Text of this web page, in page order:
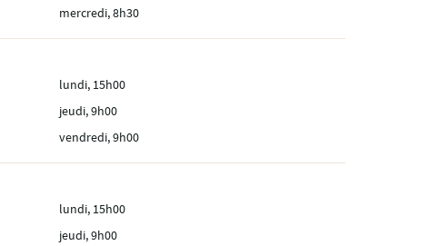
mercredi, 8h30
lundi, 15h00
jeudi, 9h00
vendredi, 9h00
lundi, 15h00
jeudi, 9h00